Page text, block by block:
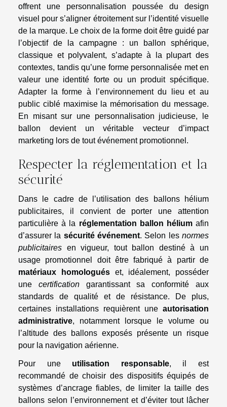
offrent une personnalisation poussée du design
visuel pour s’aligner étroitement sur l’identité visuelle
de la marque. Le choix de la forme doit être guidé par
l’objectif de la campagne : un ballon sphérique,
classique et polyvalent, s’adapte à la plupart des
contextes, tandis qu’une forme personnalisée met en
valeur une identité forte ou un produit spécifique.
Adapter la forme à l’environnement du lieu et au
public ciblé maximise la mémorisation du message.
En misant sur une personnalisation judicieuse, le
ballon devient un véritable vecteur d’impact
marketing lors de tout événement promotionnel.
Respecter la réglementation et la
sécurité
Dans le cadre de l’utilisation des ballons hélium
publicitaires, il convient de porter une attention
particulière à la réglementation ballon héliumafin
d’assurer la sécurité événement. Selon lesnormes
publicitaires en vigueur, tout ballon destiné à un
usage promotionnel doit être fabriqué à partir de
matériaux homologuéset, idéalement, posséder
une certificationgarantissant sa conformité aux
standards de qualité et de résistance. De plus,
certaines installations requièrent une autorisation
administrative, notamment lorsque le volume ou
l’altitude des ballons exposés présente un risque
pour la navigation aérienne.
Pour une utilisation responsable, il est
recommandé de choisir des dispositifs équipés de
systèmes d’ancrage fiables, de limiter la taille des
ballons selon l’environnement et d’éviter tout lâcher